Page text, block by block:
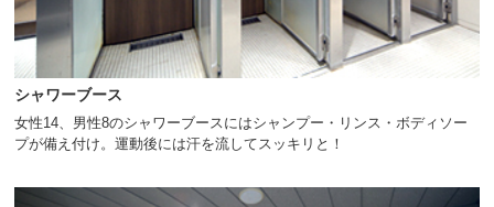
シャワーブース
女性14、男性8のシャワーブースにはシャンプー・リンス・ボディソー
プが備え付け。運動後には汗を流してスッキリと！